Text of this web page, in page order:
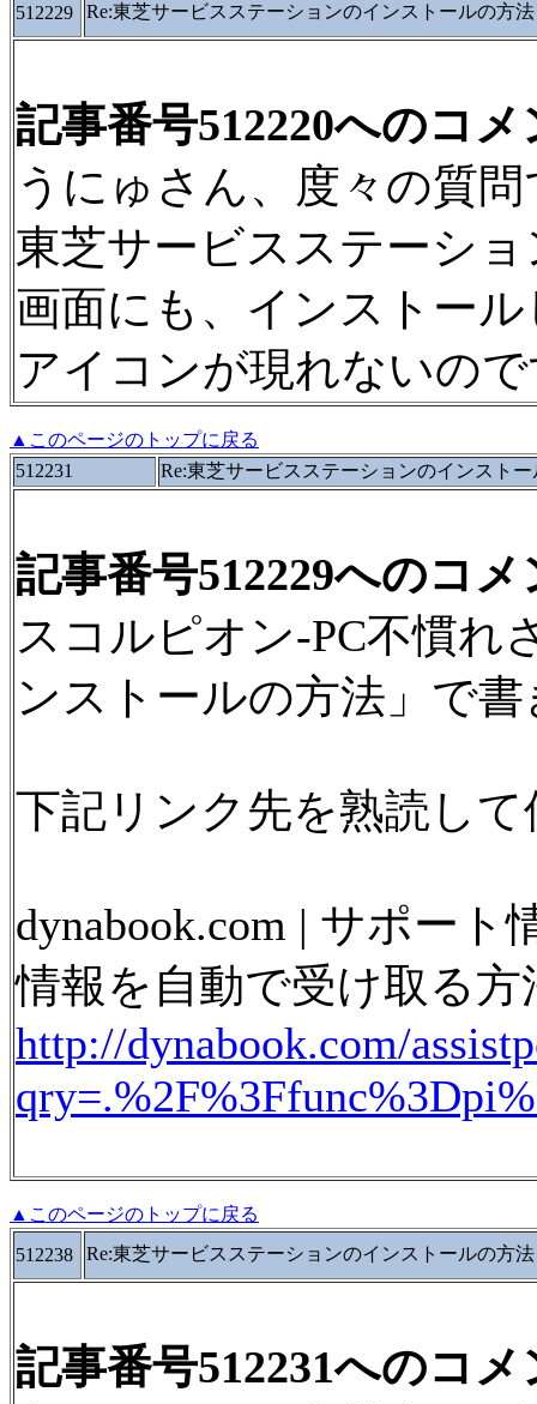
512229 Re:東芝サービスステーションのインストールの方法
記事番号512220へのコメ
うにゅさん、度々の質
東芝サービスステーシ
画面にも、インストー
アイコンが現れないの
▲このページのトップに戻る
512231
Re:東芝サービスステーションのインスト
記事番号512229へのコメ
スコルピオン-PC不慣れ
ンストールの方法」で
下記リンク先を熟読し
dynabook.com | サポー
情報を自動で受け取る方
http://dynabook.com/
▲このページのトップに戻る
512238
Re:東芝サービスステーションのインストールの方法
記事番号512231へのコメ